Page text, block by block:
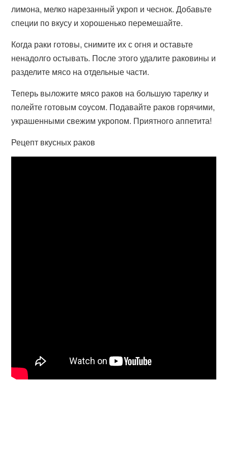
лимона, мелко нарезанный укроп и чеснок. Добавьте
специи по вкусу и хорошенько перемешайте.
Когда раки готовы, снимите их с огня и оставьте
ненадолго остывать. После этого удалите раковины и
разделите мясо на отдельные части.
Теперь выложите мясо раков на большую тарелку и
полейте готовым соусом. Подавайте раков горячими,
украшенными свежим укропом. Приятного аппетита!
Рецепт вкусных раков